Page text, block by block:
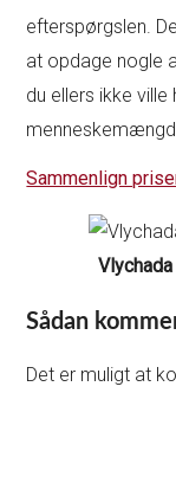
efterspørgslen.
at opdage nogle
du ellers ikke
Sammenlign
Sådan
Det er muligt at